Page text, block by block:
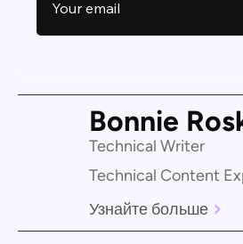
Bonnie
Technical Writer
Technical Content
Узнайте больше